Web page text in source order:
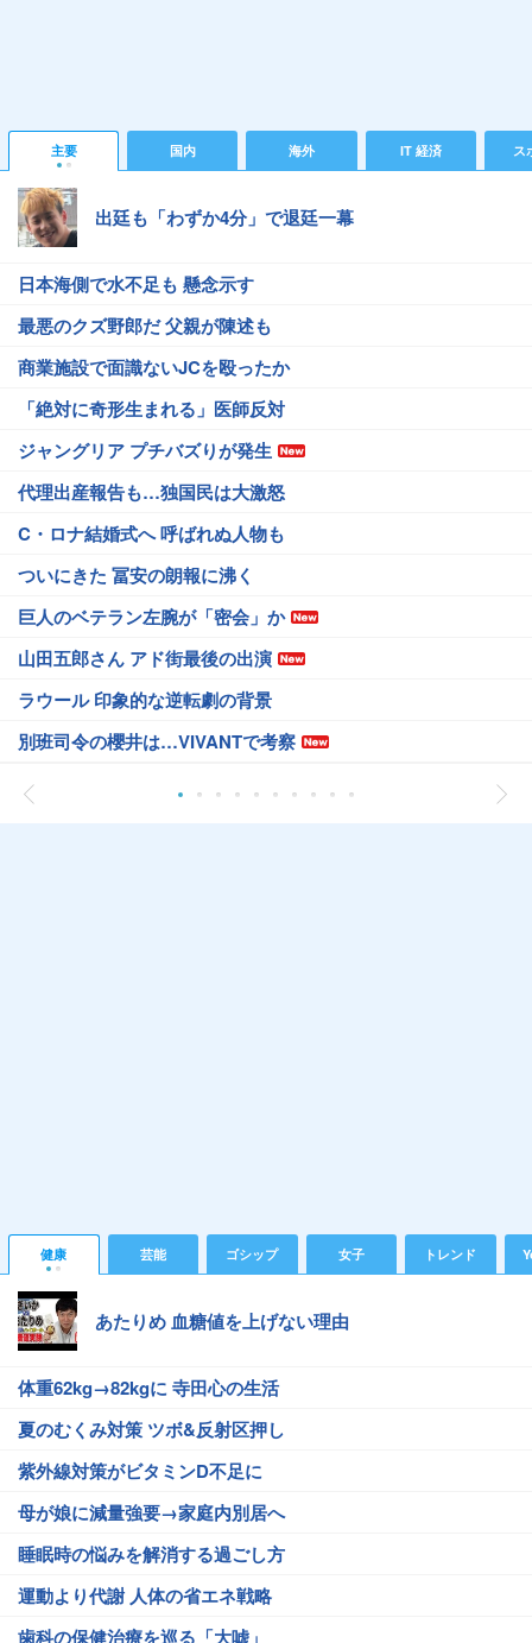
主要 国内 海外 IT 経済 ス
出廷も「わずか4分」で退廷一幕
日本海側で水不足も 懸念示す
最悪のクズ野郎だ 父親が陳述も
商業施設で面識ないJCを殴ったか
「絶対に奇形生まれる」医師反対
ジャングリア プチバズりが発生
代理出産報告も…独国民は大激怒
C・ロナ結婚式へ 呼ばれぬ人物も
ついにきた 冨安の朗報に沸く
巨人のベテラン左腕が「密会」か
山田五郎さん アド街最後の出演
ラウール 印象的な逆転劇の背景
別班司令の櫻井は…VIVANTで考察
健康 芸能 ゴシップ 女子 トレンド
あたりめ 血糖値を上げない理由
体重62kg→82kgに 寺田心の生活
夏のむくみ対策 ツボ&反射区押し
紫外線対策がビタミンD不足に
母が娘に減量強要→家庭内別居へ
睡眠時の悩みを解消する過ごし方
運動より代謝 人体の省エネ戦略
歯科の保健治療を巡る「大嘘」